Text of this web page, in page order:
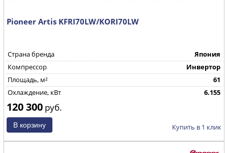
Pioneer Artis KFRI70LW/KORI70LW
Страна бренда
Япония
Компрессор
Инвертор
Площадь, м²
61
Охлаждение, кВт
6.155
120 300 руб.
Купить в 1 клик